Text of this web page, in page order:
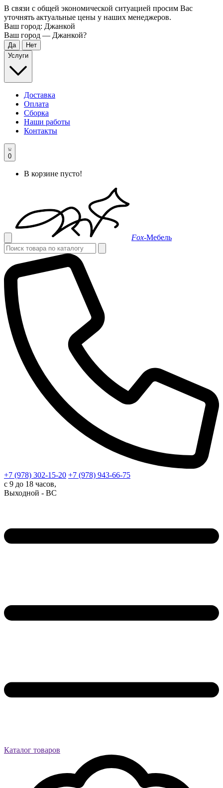
В связи с общей экономической ситуацией просим Вас
уточнять актуальные цены у наших менеджеров.
Ваш город: Джанкой
Ваш город — Джанкой?
Услуги
Доставка
Оплата
Сборка
Наши работы
Контакты
0
В корзине пусто!
Fox-Мебель
+7 (978) 302-15-20 +7 (978) 943-66-75
с 9 до 18 часов,
Выходной - ВС
Каталог товаров